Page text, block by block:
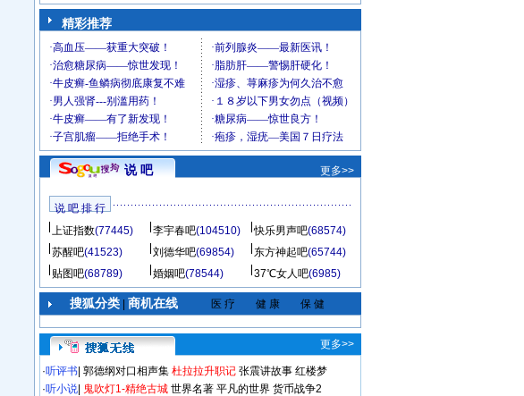
精彩推荐
说 吧 更多>>
说 吧 排 行
上证指数(77445) 李宇春吧(104510) 快乐男声吧(68574)
苏醒吧(41523) 刘德华吧(69854) 东方神起吧(65744)
贴图吧(68789) 婚姻吧(78544) 37℃女人吧(6985)
搜狐分类| 商机在线 医 疗 健 康 保 健
更多>>
·听评书 郭德纲对口相声集 杜拉拉升职记 张震讲故事 红楼梦
·听小说 鬼吹灯1-精绝古城 世界名著 平凡的世界 货币战争2